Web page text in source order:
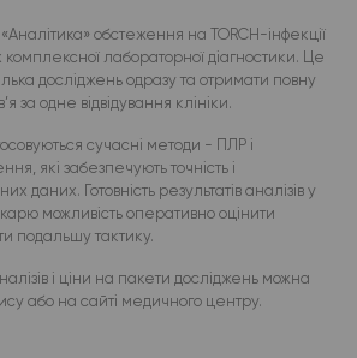
обстеження на TORCH-інфекції
лабораторної діагностики. Це
досліджень одразу та отримати повну
за одне відвідування клініки.
сучасні методи - ПЛР і
які забезпечують точність і
даних. Готовність результатів аналізів у
можливість оперативно оцінити
подальшу тактику.
і ціни на пакети досліджень можна
або на сайті медичного центру.